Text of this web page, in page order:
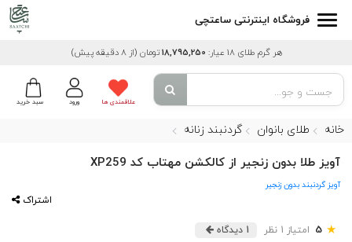
فروشگاه اینترنتی ساعتچی
هر گرم طلای 18 عیار: 18,795,250 تومان (از 8 دقیقه پیش)
سبد خرید ورود علاقمندی ها
خانه طلای بانوان گردنبند زنانه
آویز طلا بدون زنجیر از کالکشن مهتاب کد XP259
آویز گردنبند بدون زنجیر
اشتراک
★
5 امتیاز 1 نظر 1 دیدگاه